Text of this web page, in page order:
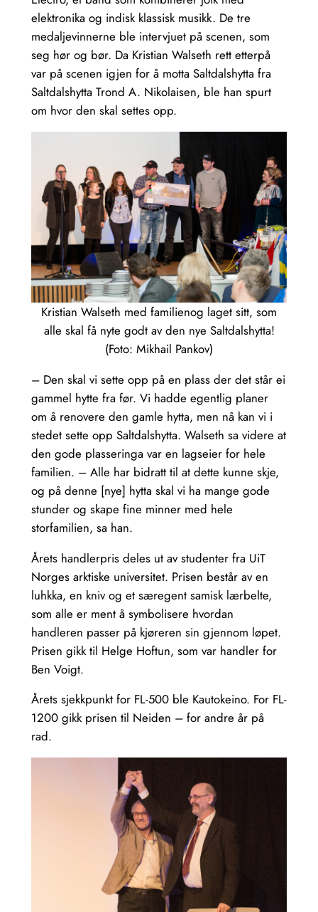
elektronika og indisk klassisk musikk. De tre
medaljevinnerne ble intervjuet på scenen, som
seg hør og bør. Da Kristian Walseth rett etterpå
var på scenen igjen for å motta Saltdalshytta fra
Saltdalshytta Trond A. Nikolaisen, ble han spurt
om hvor den skal settes opp.
Kristian Walseth med familienog laget sitt, som
alle skal få nyte godt av den nye Saltdalshytta!
(Foto: Mikhail Pankov)
– Den skal vi sette opp på en plass der det står ei
gammel hytte fra før. Vi hadde egentlig planer
om å renovere den gamle hytta, men nå kan vi i
stedet sette opp Saltdalshytta. Walseth sa videre at
den gode plasseringa var en lagseier for hele
familien. – Alle har bidratt til at dette kunne skje,
og på denne [nye] hytta skal vi ha mange gode
stunder og skape fine minner med hele
storfamilien, sa han.
Årets handlerpris deles ut av studenter fra UiT
Norges arktiske universitet. Prisen består av en
luhkka, en kniv og et særegent samisk lærbelte,
som alle er ment å symbolisere hvordan
handleren passer på kjøreren sin gjennom løpet.
Prisen gikk til Helge Hoftun, som var handler for
Ben Voigt.
Årets sjekkpunkt for FL-500 ble Kautokeino. For FL-
1200 gikk prisen til Neiden – for andre år på
rad.